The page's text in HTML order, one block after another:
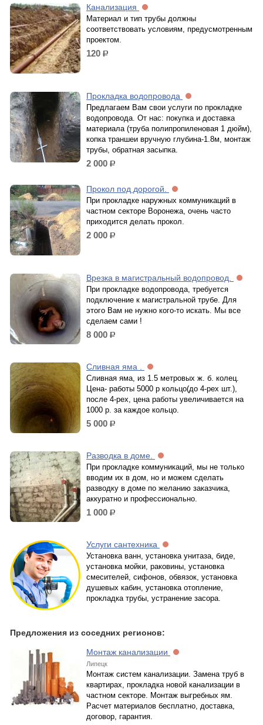
Канализация
Материал и тип трубы должны
соответствовать условиям, предусмотренным
проектом.
120 р.
Прокладка водопровода
Предлагаем Вам свои услуги по прокладке
водопровода. От нас: покупка и доставка
материала (труба полипропиленовая 1 дюйм),
копка траншеи вручную глубина-1.8м, монтаж
трубы, обратная засыпка.
2 000 р.
Прокол под дорогой.
При прокладке наружных коммуникаций в
частном секторе Воронежа, очень часто
приходится делать прокол.
2 000 р.
Врезка в магистральный водопровод.
При прокладке водопровода, требуется
подключение к магистральной трубе. Для
этого Вам не нужно кого-то искать. Мы все
сделаем сами !
8 000 р.
Сливная яма .
Сливная яма, из 1.5 метровых ж. б. колец.
Цена- работы 5000 р кольцо(до 4-рех шт.),
после 4-рех, цена работы увеличивается на
1000 р. за каждое кольцо.
5 000 р.
Разводка в доме.
При прокладке коммуникаций, мы не только
вводим их в дом, но и можем сделать
разводку в доме по желанию заказчика,
аккуратно и профессионально.
1 000 р.
Услуги сантехника
Установка ванн, установка унитаза, биде,
установка мойки, раковины, установка
смесителей, сифонов, обвязок, установка
душевых кабин, установка отопление,
прокладка трубы, устранение засора.
Предложения из соседних регионов:
Монтаж канализации
Липецк
Монтаж систем канализации. Замена труб в
квартирах, прокладка новой канализации в
частном секторе. Монтаж выгребных ям.
Расчет материалов бесплатно, доставка,
договор, гарантия.